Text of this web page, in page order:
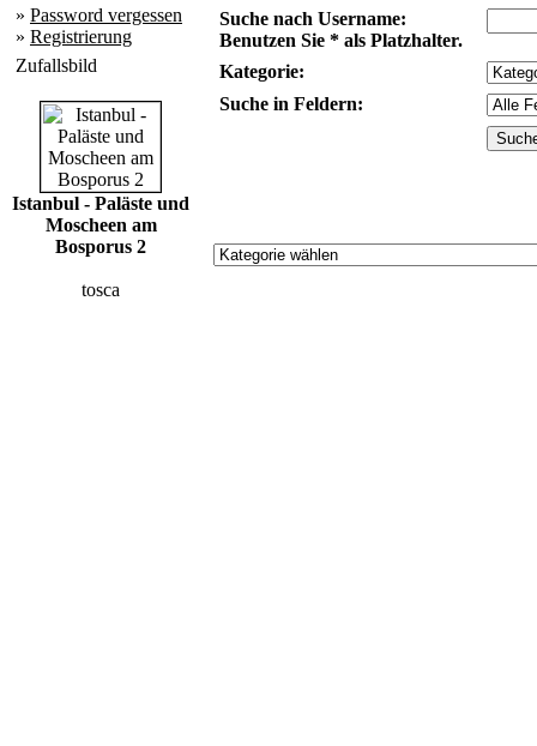
» Password vergessen
» Registrierung
Zufallsbild
Istanbul - Paläste und
Moscheen am
Bosporus 2
tosca
Suche nach Username:
Benutzen Sie * als Platzhalter.
Kategorie:
Suche in Feldern: